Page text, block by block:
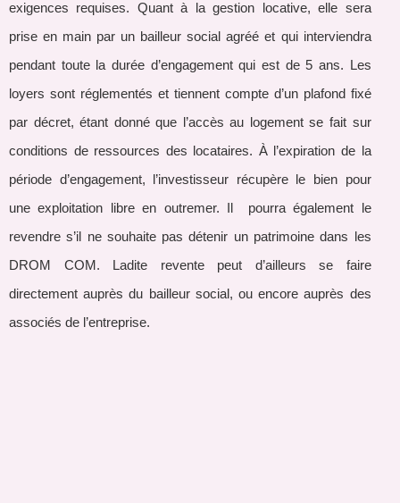
exigences requises. Quant à la gestion locative, elle sera
prise en main par un bailleur social agréé et qui interviendra
pendant toute la durée d’engagement qui est de 5 ans. Les
loyers sont réglementés et tiennent compte d’un plafond fixé
par décret, étant donné que l’accès au logement se fait sur
conditions de ressources des locataires. À l’expiration de la
période d’engagement, l’investisseur récupère le bien pour
une exploitation libre en outremer. Il pourra également le
revendre s’il ne souhaite pas détenir un patrimoine dans les
DROM COM. Ladite revente peut d’ailleurs se faire
directement auprès du bailleur social, ou encore auprès des
associés de l’entreprise.